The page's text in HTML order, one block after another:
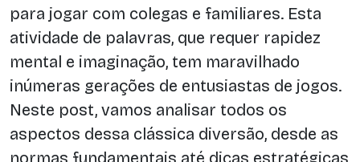
para jogar com colegas e familiares. Esta
atividade de palavras, que requer rapidez
mental e imaginação, tem maravilhado
inúmeras gerações de entusiastas de jogos.
Neste post, vamos analisar todos os
aspectos dessa clássica diversão, desde as
normas fundamentais até dicas estratégicas